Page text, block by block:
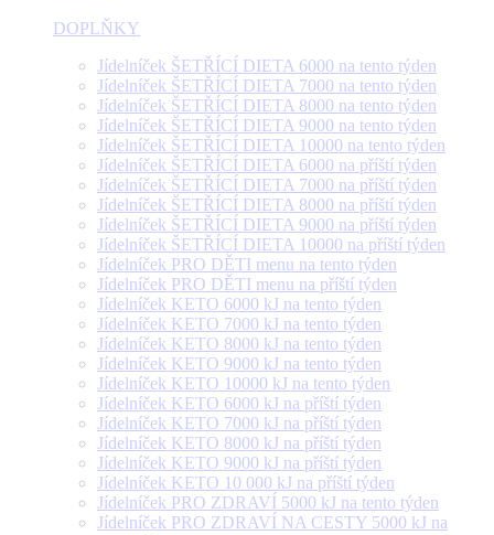
DOPLŇKY
Jídelníček ŠETŘÍCÍ DIETA 6000 na tento týden
Jídelníček ŠETŘÍCÍ DIETA 7000 na tento týden
Jídelníček ŠETŘÍCÍ DIETA 8000 na tento týden
Jídelníček ŠETŘÍCÍ DIETA 9000 na tento týden
Jídelníček ŠETŘÍCÍ DIETA 10000 na tento týden
Jídelníček ŠETŘÍCÍ DIETA 6000 na příští týden
Jídelníček ŠETŘÍCÍ DIETA 7000 na příští týden
Jídelníček ŠETŘÍCÍ DIETA 8000 na příští týden
Jídelníček ŠETŘÍCÍ DIETA 9000 na příští týden
Jídelníček ŠETŘÍCÍ DIETA 10000 na příští týden
Jídelníček PRO DĚTI menu na tento týden
Jídelníček PRO DĚTI menu na příští týden
Jídelníček KETO 6000 kJ na tento týden
Jídelníček KETO 7000 kJ na tento týden
Jídelníček KETO 8000 kJ na tento týden
Jídelníček KETO 9000 kJ na tento týden
Jídelníček KETO 10000 kJ na tento týden
Jídelníček KETO 6000 kJ na příští týden
Jídelníček KETO 7000 kJ na příští týden
Jídelníček KETO 8000 kJ na příští týden
Jídelníček KETO 9000 kJ na příští týden
Jídelníček KETO 10 000 kJ na příští týden
Jídelníček PRO ZDRAVÍ 5000 kJ na tento týden
Jídelníček PRO ZDRAVÍ NA CESTY 5000 kJ na